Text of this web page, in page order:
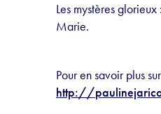
Les mystères
Marie.
Pour en savoir plus
http://